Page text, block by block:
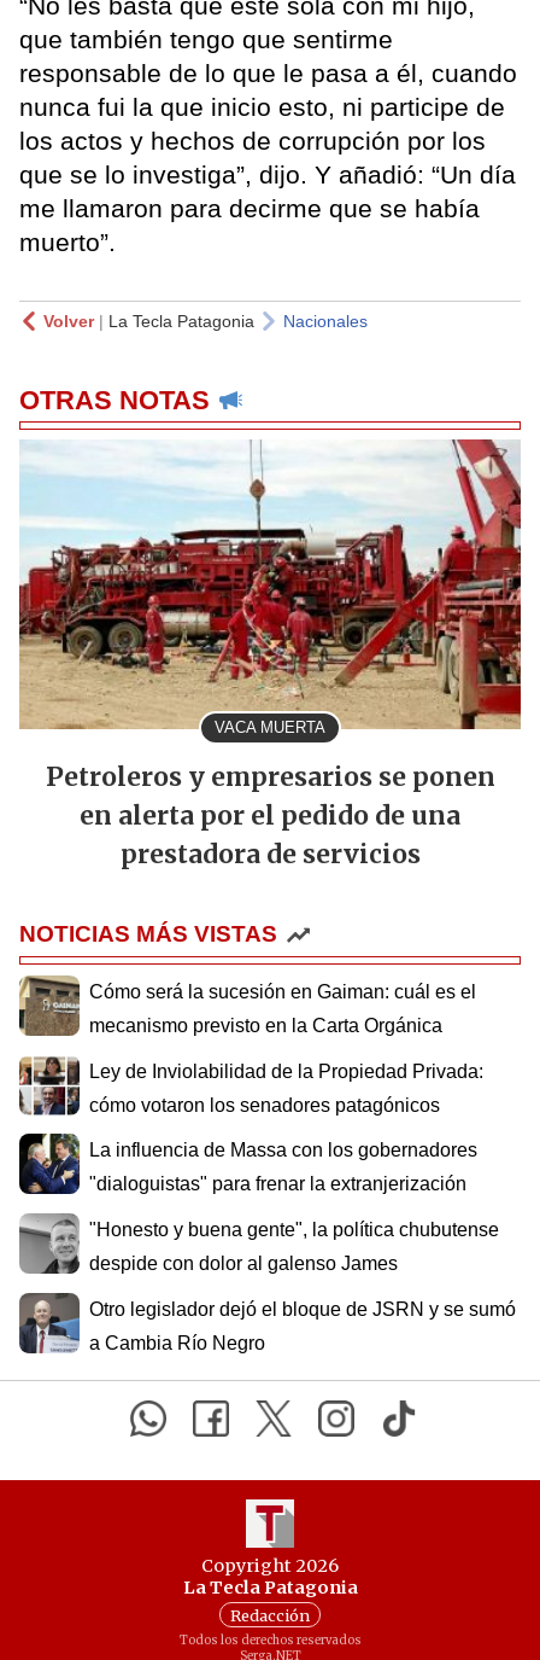
“No les basta que esté sola con mi hijo,
que también tengo que sentirme
responsable de lo que le pasa a él, cuando
nunca fui la que inicio esto, ni participe de
los actos y hechos de corrupción por los
que se lo investiga”, dijo. Y añadió: “Un día
me llamaron para decirme que se había
muerto”.
Volver| La Tecla Patagonia Nacionales
OTRAS NOTAS
VACA MUERTA
Petroleros y empresarios se ponen
en alerta por el pedido de una
prestadora de servicios
NOTICIAS MÁS VISTAS
Cómo será la sucesión en Gaiman: cuál es el
mecanismo previsto en la Carta Orgánica
Ley de Inviolabilidad de la Propiedad Privada:
cómo votaron los senadores patagónicos
La influencia de Massa con los gobernadores
"dialoguistas" para frenar la extranjerización
"Honesto y buena gente", la política chubutense
despide con dolor al galenso James
Otro legislador dejó el bloque de JSRN y se sumó
a Cambia Río Negro
Copyright 2026
La Tecla Patagonia
Redacción
Todos los derechos reservados
Serga.NET